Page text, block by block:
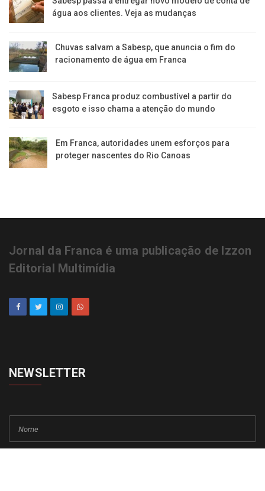
água aos clientes. Veja as mudanças
Chuvas salvam a Sabesp, que anuncia o fim do
racionamento de água em Franca
Sabesp Franca produz combustível a partir do
esgoto e isso chama a atenção do mundo
Em Franca, autoridades unem esforços para
proteger nascentes do Rio Canoas
Jornal da Franca é uma publicação de Izzon
Editorial Multimídia
NEWSLETTER